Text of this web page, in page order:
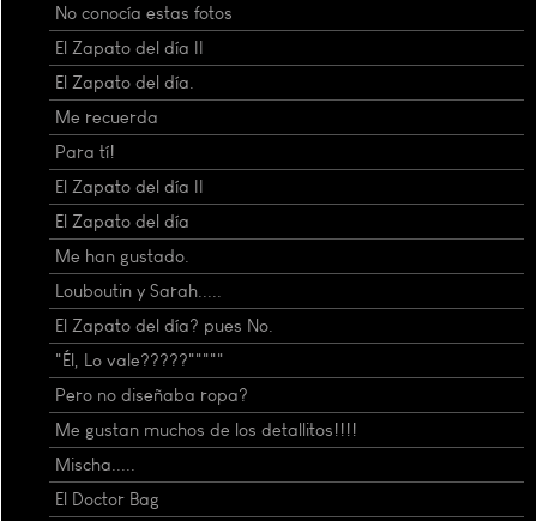
No conocía estas fotos
El Zapato del día II
El Zapato del día.
Me recuerda
Para tí!
El Zapato del día II
El Zapato del día
Me han gustado.
Louboutin y Sarah.....
El Zapato del día? pues No.
"Él, Lo vale?????"""""
Pero no diseñaba ropa?
Me gustan muchos de los detallitos!!!!
Mischa.....
El Doctor Bag